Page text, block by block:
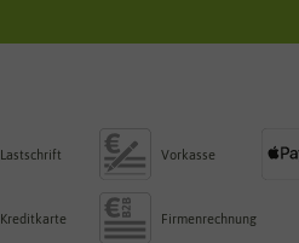
Lastschrift Vorkasse
Kreditkarte Firmenrechnung